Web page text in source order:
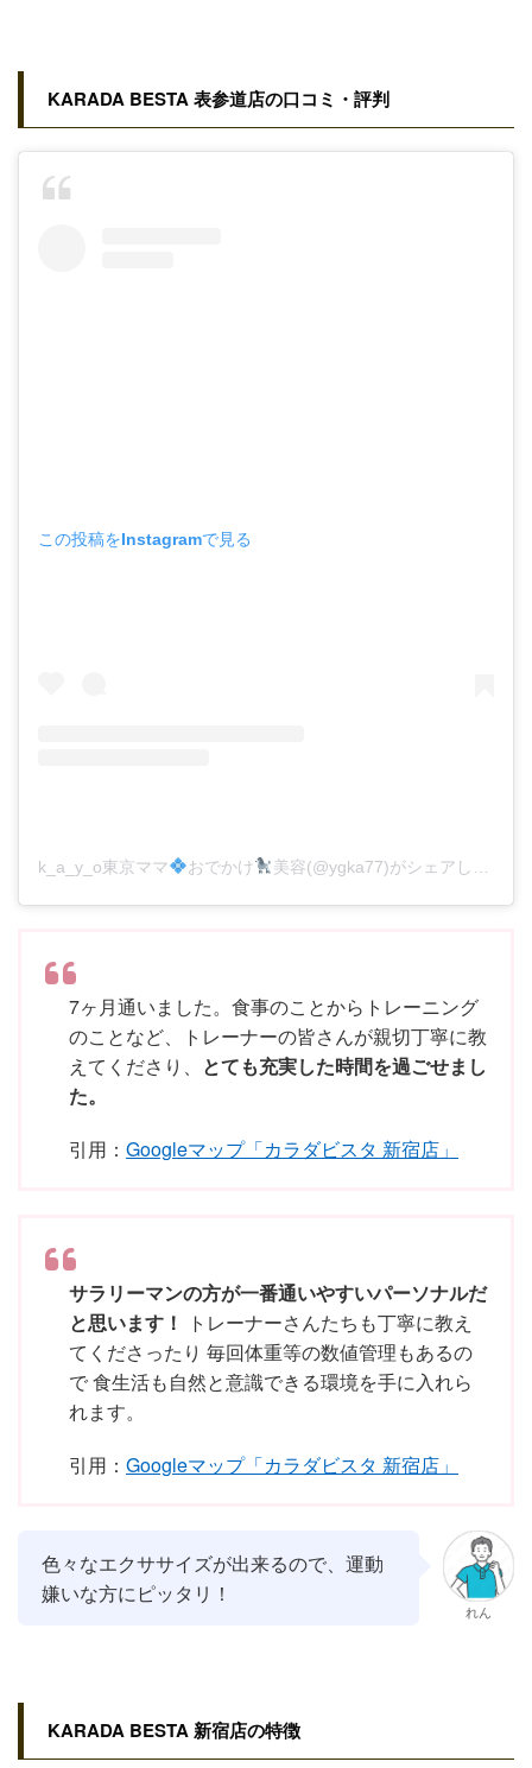
KARADA BESTA 表参道店の口コミ・評判
この投稿をInstagramで見る
k_a_y_o東京ママ おでかけ 美容(@ygka77)がシェアした投稿
7ヶ月通いました。食事のことからトレーニング
のことなど、トレーナーの皆さんが親切丁寧に教
えてくださり、 とても充実した時間を過ごせまし
た。
引用： Googleマップ「カラダビスタ 新宿店」
サラリーマンの方が一番通いやすいパーソナルだ
と思います！
トレーナーさんたちも丁寧に教え
てくださったり 毎回体重等の数値管理もあるの
で 食生活も自然と意識できる環境を手に入れら
れます。
引用： Googleマップ「カラダビスタ 新宿店」
色々なエクササイズが出来るので、運動
嫌いな方にピッタリ！
れん
KARADA BESTA 新宿店の特徴